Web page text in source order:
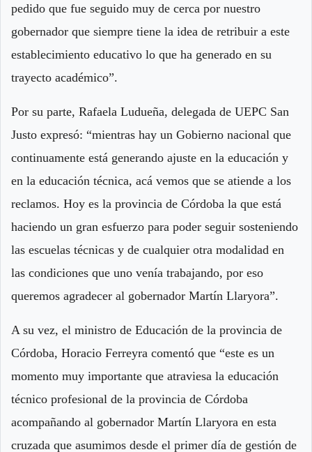
pedido que fue seguido muy de cerca por nuestro
gobernador que siempre tiene la idea de retribuir a este
establecimiento educativo lo que ha generado en su
trayecto académico”.
Por su parte, Rafaela Ludueña, delegada de UEPC San
Justo expresó: “mientras hay un Gobierno nacional que
continuamente está generando ajuste en la educación y
en la educación técnica, acá vemos que se atiende a los
reclamos. Hoy es la provincia de Córdoba la que está
haciendo un gran esfuerzo para poder seguir sosteniendo
las escuelas técnicas y de cualquier otra modalidad en
las condiciones que uno venía trabajando, por eso
queremos agradecer al gobernador Martín Llaryora”.
A su vez, el ministro de Educación de la provincia de
Córdoba, Horacio Ferreyra comentó que “este es un
momento muy importante que atraviesa la educación
técnico profesional de la provincia de Córdoba
acompañando al gobernador Martín Llaryora en esta
cruzada que asumimos desde el primer día de gestión de